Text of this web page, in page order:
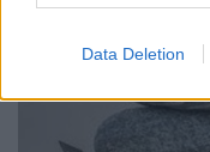
I want to allow
functionality and
Data Deletion